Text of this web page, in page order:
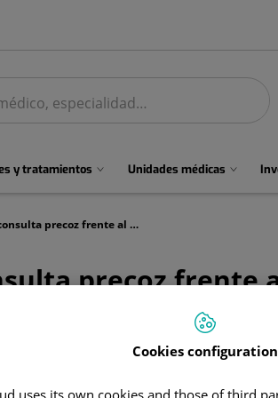
y tratamientos Unidades médicas
Cribados, prevención y consulta precoz frente al cáncer
precoz frente
Cookies configuration
uses its own cookies and those of third